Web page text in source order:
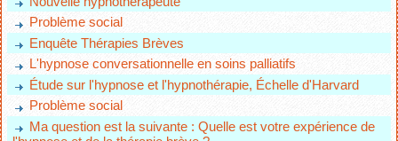
Problème social
Enquête Thérapies Brèves
L'hypnose conversationnelle en soins palliatifs
Étude sur l'hypnose et l'hypnothérapie, Échelle d'Harvard
Problème social
Ma question est la suivante : Quelle est votre expérience de